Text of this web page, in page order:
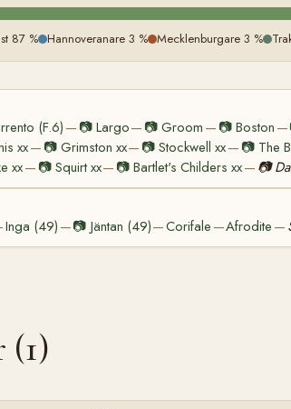
87 % Hannoveranare 3 % Mecklenburgare 3 %
(F.6) — 📷 Largo— 📷 Groom — 📷Boston —
xx— 📷 Grimston xx— 📷 Stockwell xx— 📷 The
xx— 📷 Squirt xx— 📷 Bartlet's Childers xx— 📷
Inga (49) —📷 Jäntan (49)—Corifale —Afrodite —